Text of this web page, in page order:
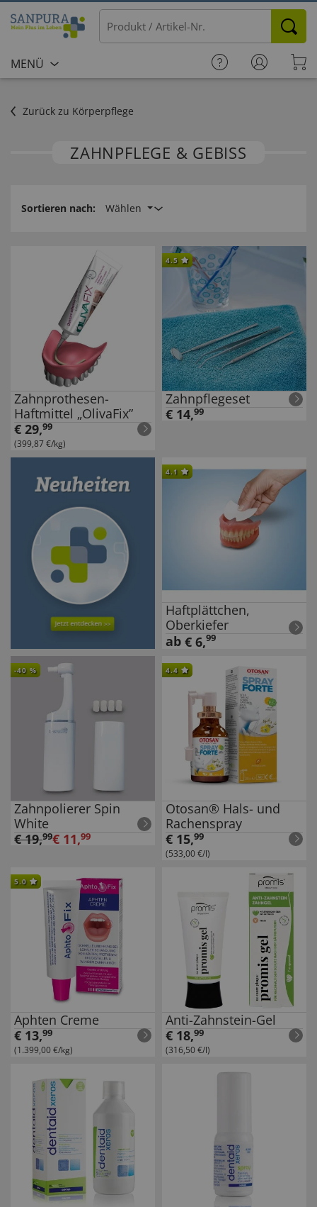
MENÜ
Zurück zu Körperpflege
ZAHNPFLEGE & GEBISS
Sortieren nach: Wählen
Zahnprothesen-
Haftmittel „OlivaFix”
€ 29,99
(399,87 €/kg)
4.5
Zahnpflegeset
€ 14,99
4.1
Haftplättchen,
Oberkiefer
ab € 6,99
-40 %
Zahnpolierer Spin
White
€19,99€ 11,99
4.4
Otosan® Hals- und
Rachenspray
€ 15,99
(533,00 €/l)
5.0
Aphten Creme
€ 13,99
(1.399,00 €/kg)
Anti-Zahnstein-Gel
€ 18,99
(316,50 €/l)